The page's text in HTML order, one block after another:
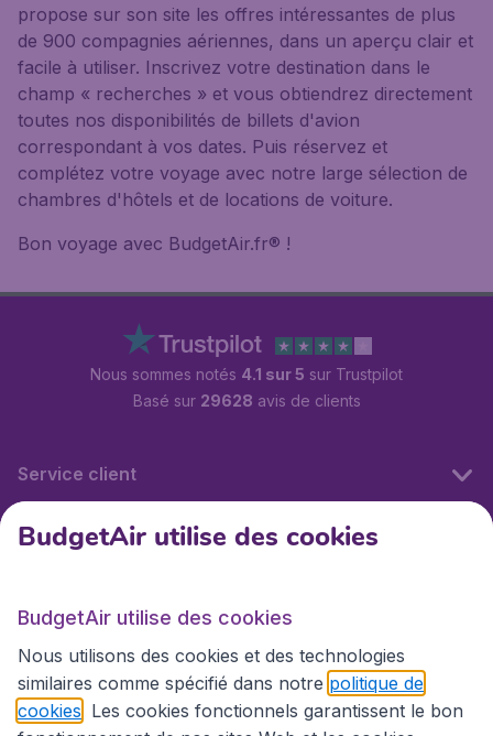
propose sur son site les offres intéressantes de plus
de 900 compagnies aériennes, dans un aperçu clair et
facile à utiliser. Inscrivez votre destination dans le
champ « recherches » et vous obtiendrez directement
toutes nos disponibilités de billets d'avion
correspondant à vos dates. Puis réservez et
complétez votre voyage avec notre large sélection de
chambres d'hôtels et de locations de voiture.
Bon voyage avec BudgetAir.fr® !
Nous sommes notés 4.1 sur 5 sur Trustpilot
Basé sur 29628 avis de clients
Service client
BudgetAir.fr
Sites internationaux
BudgetAir utilise des cookies
BudgetAir utilise des cookies
Nous utilisons des cookies et des technologies
similaires comme spécifié dans notre politique de
cookies . Les cookies fonctionnels garantissent le bon